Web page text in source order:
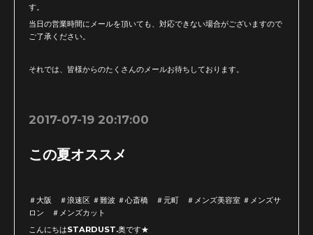
す。
当日の営業時間にメールを頂いても、対応できない場合がございますので
ご了承ください。
それでは、皆様からのたくさんのメールお待ちしております。
2017-07-19 20:17:00
この夏オススメ
＃大阪 ＃浪速区 ＃難波 ＃心斎橋 ＃元町 ＃メンズ美容室 ＃メンズサ
ロン ＃メンズカット
こんにちはSTARDUST.奥です★